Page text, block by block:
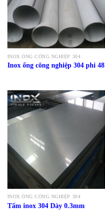
INOX ỐNG CÔNG NGHIỆP 304
Inox ống công nghiệp 304 phi 48
INOX ỐNG CÔNG NGHIỆP 304
Tấm inox 304 Dày 0.3mm